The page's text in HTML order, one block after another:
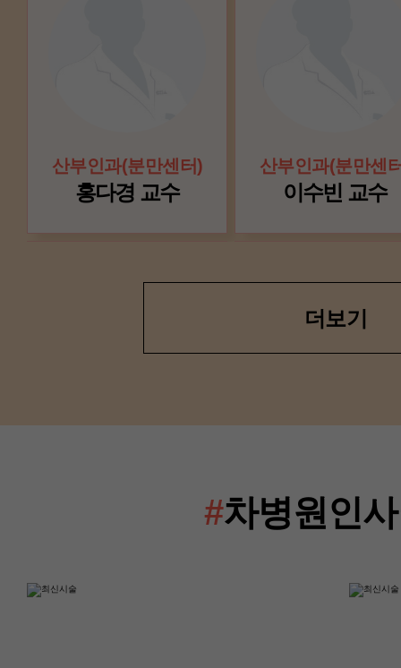
산부인과(분만센터)
홍다경 교수
산부인과(분만센
이수빈 교수
류혜진 교수
더보기
#차병원인